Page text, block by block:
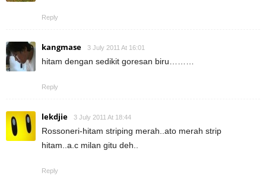
Reply
kangmase 3 July 2011 At 16:01
hitam dengan sedikit goresan biru………
Reply
lekdjie 3 July 2011 At 18:44
Rossoneri-hitam striping merah..ato merah strip
hitam..a.c milan gitu deh..
Reply